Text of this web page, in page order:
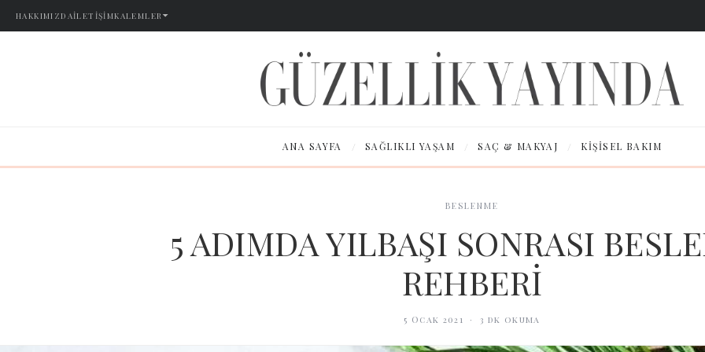
HAKKIMIZDAİLETIŞIMKALEMLER
ANA SAYFA / SAĞLIKLI YAŞAM / SAÇ & MAKYAJ / KIŞISEL BAKIM
BESLENME
5 ADIMDA YILBAŞI SONRASI
REHBERİ
5 Ocak 2021 ·3 dk okuma